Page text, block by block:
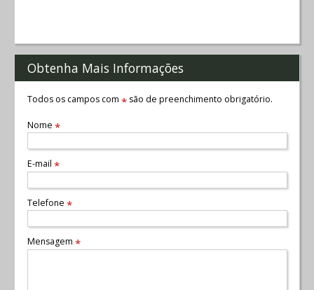
Obtenha Mais Informações
Todos os campos com *são de preenchimento obrigatório.
Nome *
E-mail *
Telefone *
Mensagem *